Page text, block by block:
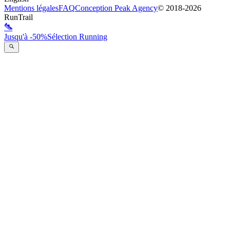
Mentions légalesFAQConception Peak Agency© 2018-2026
RunTrail
Jusqu'à -50%Sélection Running